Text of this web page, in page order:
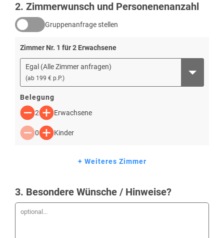
2. Zimmerwunsch und Personenenanzahl
Gruppenanfrage stellen
Zimmer Nr. 1 für2 Erwachsene
Egal (Alle Zimmer anfragen)
(ab 199 € p.P.)
Belegung
2
Erwachsene
0 Kinder
+ Weiteres Zimmer
3. Besondere Wünsche / Hinweise?